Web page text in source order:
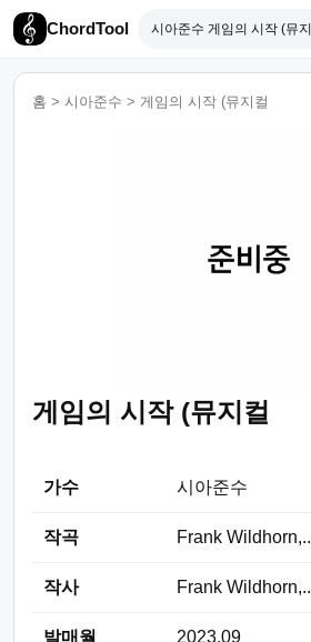
ChordTool
홈 > 시아준수 > 게임의 시작 (뮤지컬
게임의 시작 (뮤지컬
가수 시아준수
작곡 Frank Wildhorn,..
작사 Frank Wildhorn,..
발매월 2023.09